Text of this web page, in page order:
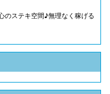
のステキ空間♪無理なく稼げる